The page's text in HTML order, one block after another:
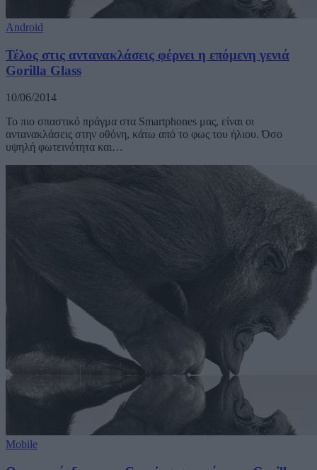
Android
Τέλος στις αντανακλάσεις φέρνει η επόμενη γενιά
Gorilla Glass
10/06/2014
Το πιο σπαστικό πράγμα στα Smartphones μας, είναι οι
αντανακλάσεις στην οθόνη, κάτω από το φως του ήλιου. Όσο
υψηλή φωτεινότητα και…
Mobile